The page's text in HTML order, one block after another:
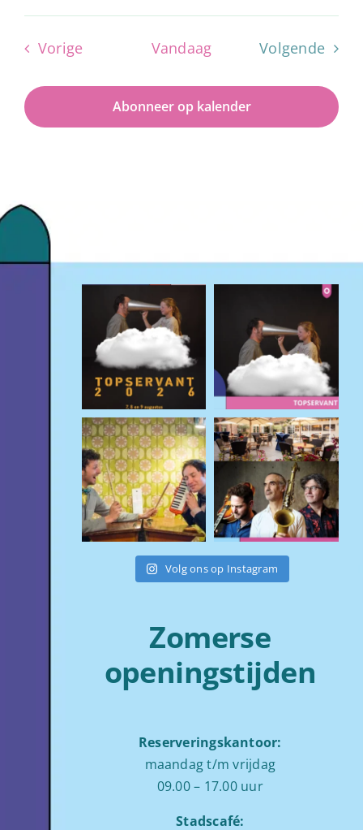
VorigeEvenementenVandaag
Volgende
Abonneer op kalender
Volg ons op Instagram
Zomerse
openingstijden
Reserveringskantoor:
maandag t/m vrijdag
09.00 – 17.00 uur
Stadscafé: